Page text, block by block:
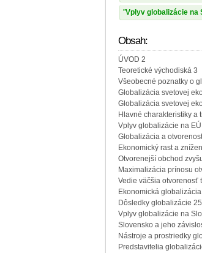
Vplyv globalizácie na
Obsah:
ÚVOD 2
Teoretické východiská 3
Všeobecné poznatky o
Globalizácia svetovej
Globalizácia svetovej
Hlavné charakteristiky
Vplyv globalizácie na EÚ
Globalizácia a
Ekonomický rast a
Otvorenejší obchod
Maximalizácia prínosu
Vedie väčšia otvorenosť
Ekonomická
Dôsledky globalizácie 25
Vplyv globalizácie na
Slovensko a jeho
Nástroje a prostriedky
Predstavitelia